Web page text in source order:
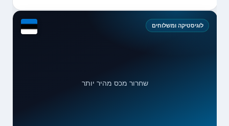
לוגיסטיקה ומשלוחים
שחרור מכס מהיר יותר